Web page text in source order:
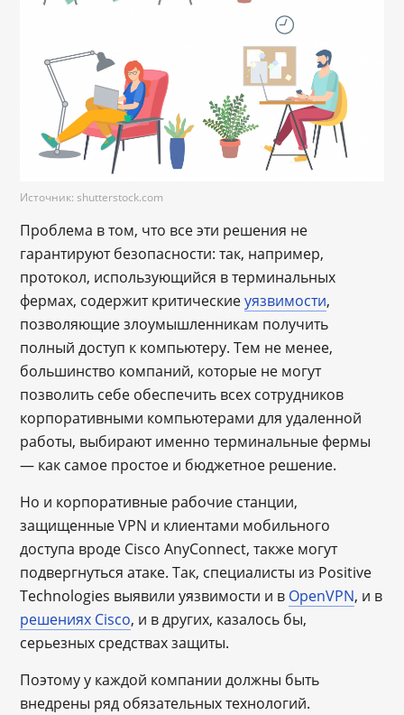
Источник: shutterstock.com
Проблема в том, что все эти решения не
гарантируют безопасности: так, например,
протокол, использующийся в терминальных
фермах, содержит критическиеуязвимости,
позволяющие злоумышленникам получить
полный доступ к компьютеру. Тем не менее,
большинство компаний, которые не могут
позволить себе обеспечить всех сотрудников
корпоративными компьютерами для удаленной
работы, выбирают именно терминальные фермы
— как самое простое и бюджетное решение.
Но и корпоративные рабочие станции,
защищенные VPN и клиентами мобильного
доступа вроде Cisco AnyConnect, также могут
подвергнуться атаке. Так, специалисты из Positive
Technologies выявили уязвимости и в OpenVPN, и в
решениях Cisco, и в других, казалось бы,
серьезных средствах защиты.
Поэтому у каждой компании должны быть
внедрены ряд обязательных технологий.